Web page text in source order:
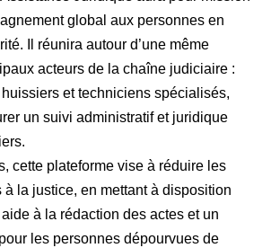
global aux personnes en
Il réunira autour d’une même
acteurs de la chaîne judiciaire :
et techniciens spécialisés,
un suivi administratif et juridique
cette plateforme vise à réduire les
à la justice, en mettant à disposition
à la rédaction des actes et un
les personnes dépourvues de